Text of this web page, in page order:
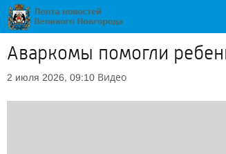
Аваркомы помогли
2 июля 2026, 09:10 Видео